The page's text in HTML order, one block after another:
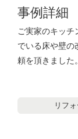
事例詳細
ご実家のキッチ
でいる床や壁の
頼を頂きました。
リフ